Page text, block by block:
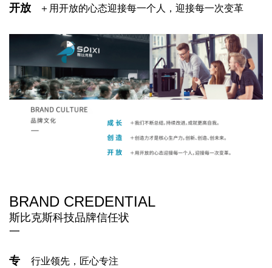
开放 ＋用开放的心态迎接每一个人，迎接每一次变革
BRAND CREDENTIAL
斯比克斯科技品牌信任状
一
专 行业领先，匠心专注